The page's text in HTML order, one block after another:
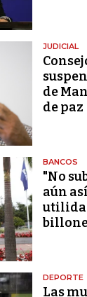
JUDICIAL
de
de paz
BANCOS
"No
aún
DEPORTE
Las